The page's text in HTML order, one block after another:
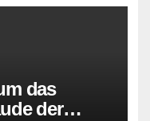
das
der